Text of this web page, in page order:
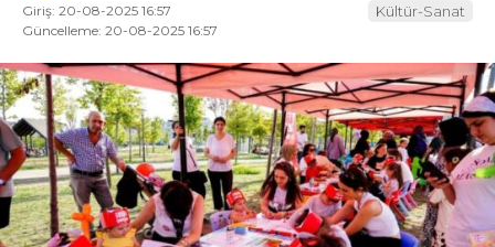
Giriş: 20-08-2025 16:57
Güncelleme: 20-08-2025 16:57
Kültür-Sanat